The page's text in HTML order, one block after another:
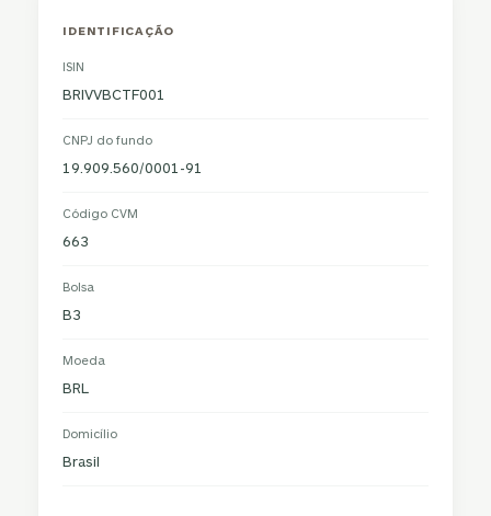
IDENTIFICAÇÃO
ISIN
BRIVVBCTF001
CNPJ do fundo
19.909.560/0001-91
Código CVM
663
Bolsa
B3
Moeda
BRL
Domicílio
Brasil